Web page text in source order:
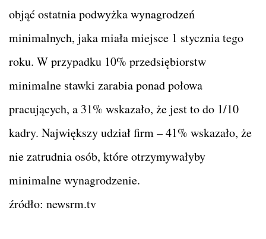
objąć ostatnia podwyżka wynagrodzeń
minimalnych, jaka miała miejsce 1 stycznia tego
roku. W przypadku 10% przedsiębiorstw
minimalne stawki zarabia ponad połowa
pracujących, a 31% wskazało, że jest to do 1/10
kadry. Największy udział firm – 41% wskazało, że
nie zatrudnia osób, które otrzymywałyby
minimalne wynagrodzenie.
źródło: newsrm.tv